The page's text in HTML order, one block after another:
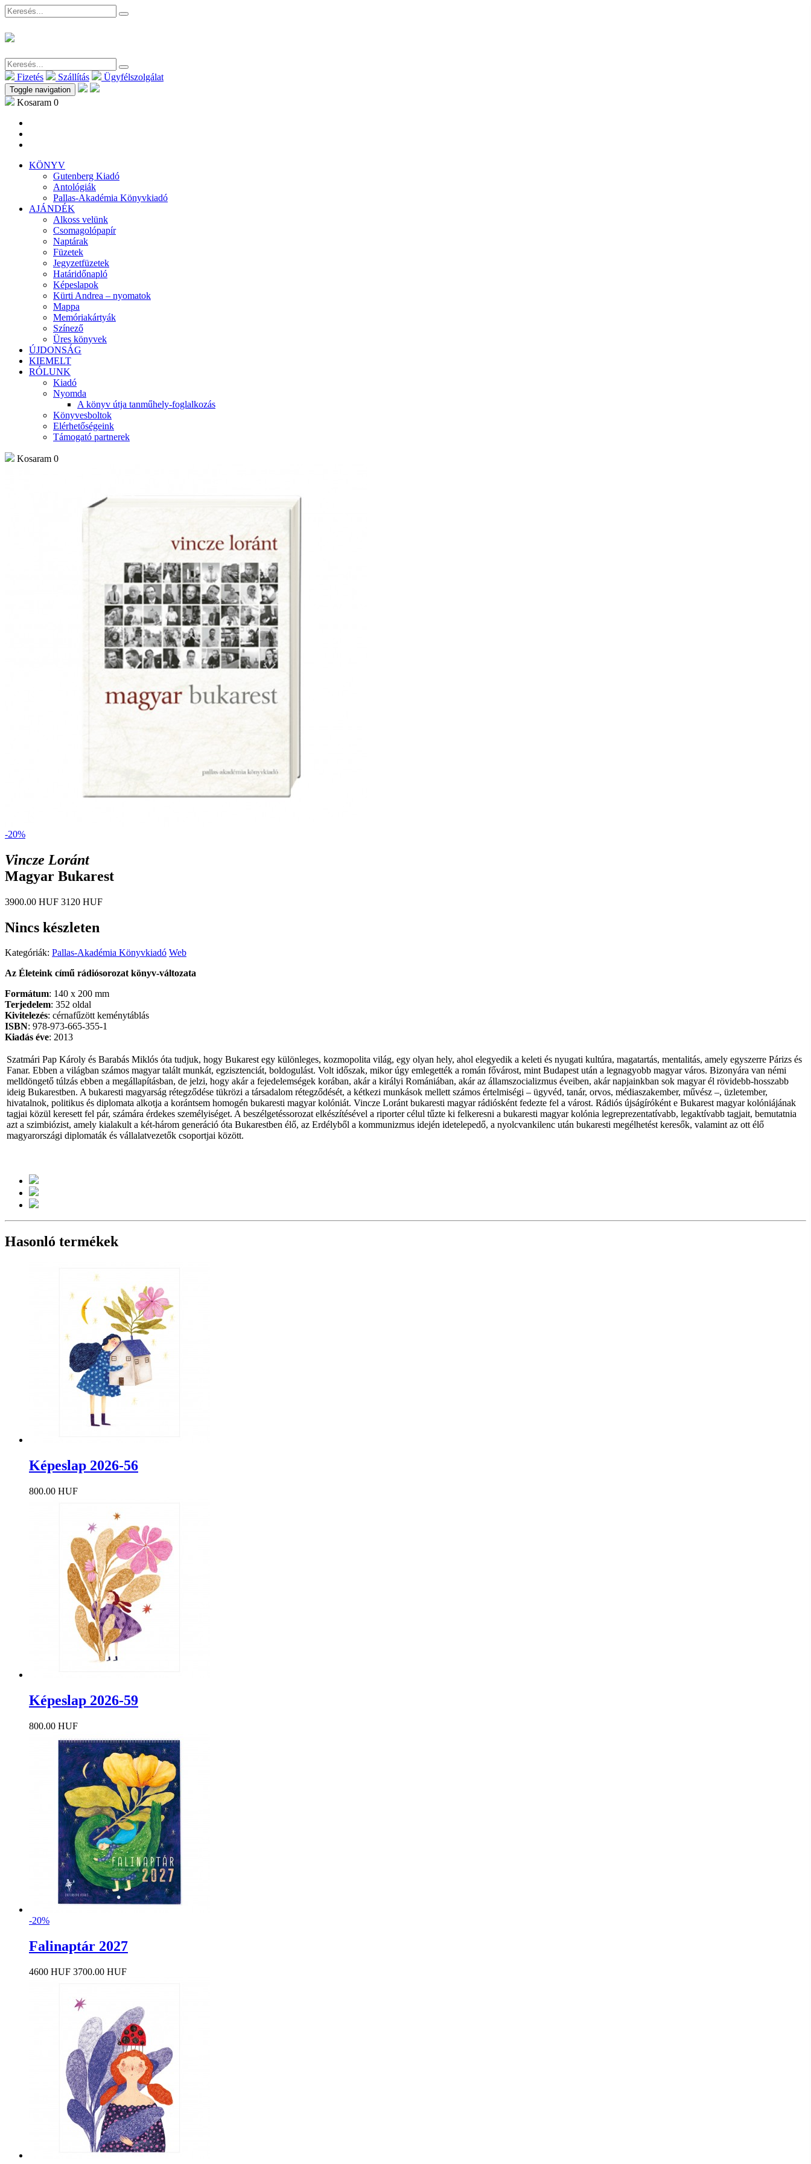
Fizetés Szállítás Ügyfélszolgálat
Toggle navigation
Kosaram 0
KÖNYV
Gutenberg Kiadó
Antológiák
Pallas-Akadémia Könyvkiadó
AJÁNDÉK
Alkoss velünk
Csomagolópapír
Naptárak
Füzetek
Jegyzetfüzetek
Határidőnapló
Képeslapok
Kürti Andrea – nyomatok
Mappa
Memóriakártyák
Színező
Üres könyvek
ÚJDONSÁG
KIEMELT
RÓLUNK
Kiadó
Nyomda
A könyv útja tanműhely-foglalkozás
Könyvesboltok
Elérhetőségeink
Támogató partnerek
Kosaram 0
-20%
Vincze Loránt
Magyar Bukarest
3900.00 HUF 3120 HUF
Nincs készleten
Kategóriák: Pallas-Akadémia Könyvkiadó Web
Az Életeink című rádiósorozat könyv-változata
Formátum: 140 x 200 mm
Terjedelem: 352 oldal
Kivitelezés: cérnafűzött keménytáblás
ISBN: 978-973-665-355-1
Kiadás éve: 2013
Szatmári Pap Károly és Barabás Miklós óta tudjuk, hogy Bukarest egy különleges, kozmopolita világ, egy olyan hely, ahol elegyedik a keleti és nyugati kultúra, magatartás, mentalitás, amely egyszerre Párizs és
Fanar. Ebben a világban számos magyar talált munkát, egzisztenciát, boldogulást. Volt időszak, mikor úgy emlegették a román fővárost, mint Budapest után a legnagyobb magyar város. Bizonyára van némi
melldöngető túlzás ebben a megállapításban, de jelzi, hogy akár a fejedelemségek korában, akár a királyi Romániában, akár az államszocializmus éveiben, akár napjainkban sok magyar él rövidebb-hosszabb
ideig Bukarestben. A bukaresti magyarság rétegződése tükrözi a társadalom rétegződését, a kétkezi munkások mellett számos értelmiségi – ügyvéd, tanár, orvos, médiaszakember, művész –, üzletember,
hivatalnok, politikus és diplomata alkotja a korántsem homogén bukaresti magyar kolóniát. Vincze Loránt bukaresti magyar rádiósként fedezte fel a várost. Rádiós újságíróként e Bukarest magyar kolóniájának
tagjai közül keresett fel pár, számára érdekes személyiséget. A beszélgetéssorozat elkészítésével a riporter célul tűzte ki felkeresni a bukaresti magyar kolónia legreprezentatívabb, legaktívabb tagjait, bemutatnia
azt a szimbiózist, amely kialakult a két-három generáció óta Bukarestben élő, az Erdélyből a kommunizmus idején idetelepedő, a nyolcvankilenc után bukaresti megélhetést keresők, valamint az ott élő
magyarországi diplomaták és vállalatvezetők csoportjai között.
Hasonló termékek
Képeslap 2026-56
800.00 HUF
Képeslap 2026-59
800.00 HUF
-20%
Falinaptár 2027
4600 HUF 3700.00 HUF